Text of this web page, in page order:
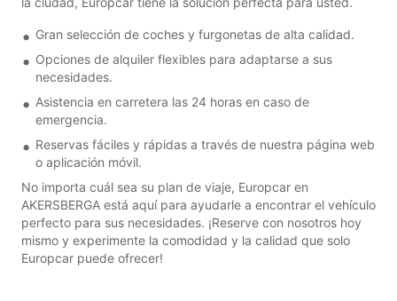
Gran selección de coches y furgonetas de alta calidad.
Opciones de alquiler flexibles para adaptarse a sus
necesidades.
Asistencia en carretera las 24 horas en caso de
emergencia.
Reservas fáciles y rápidas a través de nuestra página web
o aplicación móvil.
No importa cuál sea su plan de viaje, Europcar en
AKERSBERGA está aquí para ayudarle a encontrar el vehículo
perfecto para sus necesidades. ¡Reserve con nosotros hoy
mismo y experimente la comodidad y la calidad que solo
Europcar puede ofrecer!